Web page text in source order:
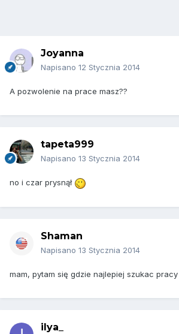
Joyanna
Napisano 12 Stycznia 2014
A pozwolenie na prace masz??
tapeta999
Napisano 13 Stycznia 2014
no i czar prysnął
Shaman
Napisano 13 Stycznia 2014
mam, pytam się gdzie najlepiej szukac pracy
ilya_